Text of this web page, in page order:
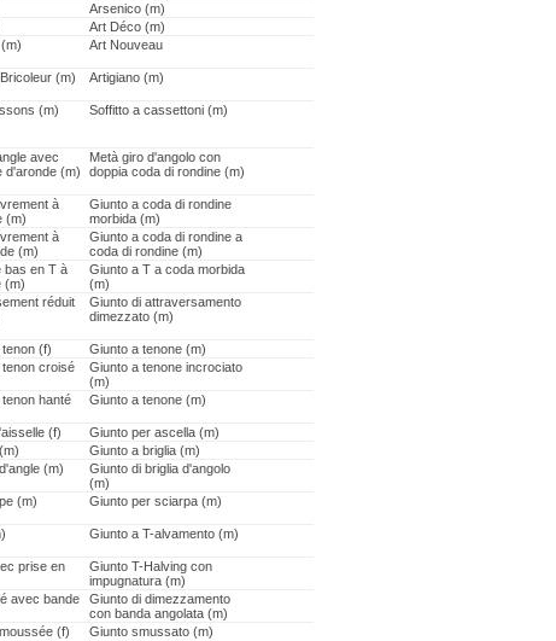
Arsenico (m)
Art Déco (m)
Art Nouveau
(m) Artigiano (m)
(m) Soffitto a cassettoni (m)
avec
d'aronde (m)
Metà giro d'angolo con
doppia coda di rondine (m)
à
(m)
Giunto a coda di rondine
morbida (m)
à
(m)
Giunto a coda di rondine a
coda di rondine (m)
bas en T à
(m)
Giunto a T a coda morbida
(m)
réduit
Giunto di attraversamento
dimezzato (m)
(f)
Giunto a tenone (m)
croisé
Giunto a tenone incrociato
(m)
hanté
Giunto a tenone (m)
(f)
Giunto per ascella (m)
Giunto a briglia (m)
(m)
Giunto di briglia d'angolo
(m)
(m) Giunto per sciarpa (m)
Giunto a T-alvamento (m)
prise en
Giunto T-Halving con
impugnatura (m)
avec bande
Giunto di dimezzamento
con banda angolata (m)
(f) Giunto smussato (m)